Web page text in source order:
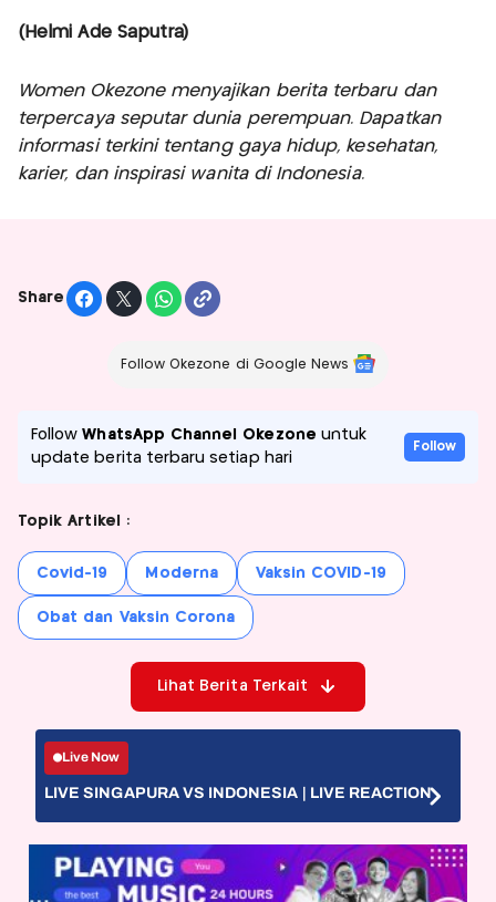
(Helmi Ade Saputra)
Women Okezone menyajikan berita terbaru dan
terpercaya seputar dunia perempuan. Dapatkan
informasi terkini tentang gaya hidup, kesehatan,
karier, dan inspirasi wanita di Indonesia.
Share
Follow Okezone di Google News
FollowWhatsApp Channel Okezone untuk
update berita terbaru setiap hari
Follow
Topik Artikel :
Covid-19 Moderna Vaksin COVID-19
Obat dan Vaksin Corona
Lihat Berita Terkait
Live Now
LIVE SINGAPURA VS INDONESIA | LIVE REACTION